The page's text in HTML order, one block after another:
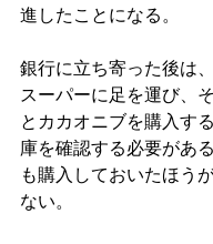
進したことになる。
銀行に立ち寄った後は
スーパーに足を運び、
とカカオニブを購入す
庫を確認する必要があ
も購入しておいたほう
ない。